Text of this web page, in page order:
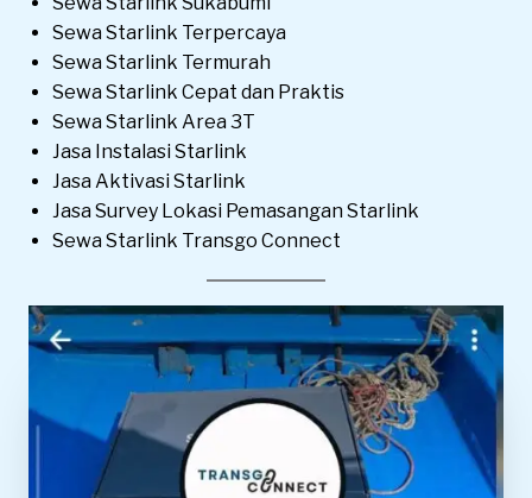
Sewa Starlink Terpercaya
Sewa Starlink Termurah
Sewa Starlink Cepat dan Praktis
Sewa Starlink Area 3T
Jasa Instalasi Starlink
Jasa Aktivasi Starlink
Jasa Survey Lokasi Pemasangan Starlink
Sewa Starlink Transgo Connect